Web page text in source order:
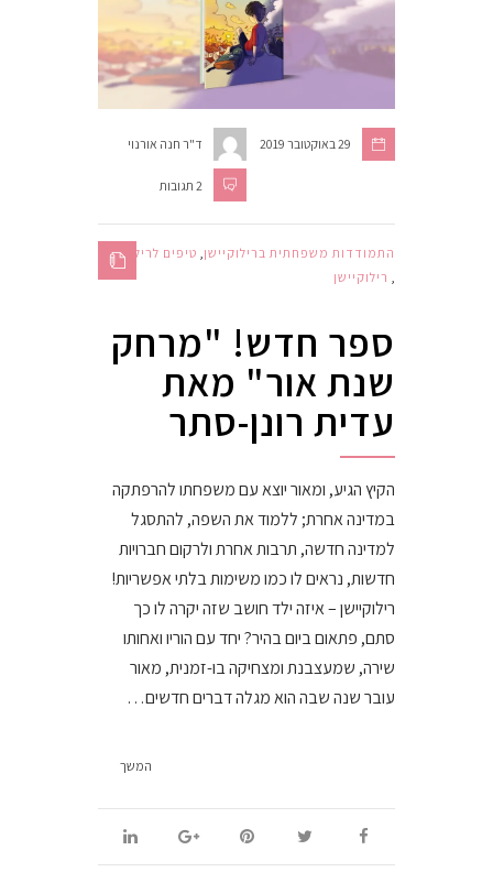
ד"ר חנה אורנוי 29 באוקטובר 2019
2 תגובות
התמודדות משפחתית ברילוקיישן, טיפים לרילוקיישן
, רילוקיישן
ספר חדש! "מרחק
שנת אור" מאת
עדית רונן-סתר
הקיץ הגיע, ומאור יוצא עם משפחתו להרפתקה
במדינה אחרת; ללמוד את השפה, להתסגל
למדינה חדשה, תרבות אחרת ולרקום חברויות
חדשות, נראים לו כמו משימות בלתי אפשריות!
רילוקיישן – איזה ילד חושב שזה יקרה לו כך
סתם, פתאום ביום בהיר? יחד עם הוריו ואחותו
שירה, שמעצבנת ומצחיקה בו-זמנית, מאור
עובר שנה שבה הוא מגלה דברים חדשים…
המשך